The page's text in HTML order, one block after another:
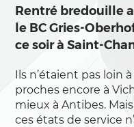
Rentré bredouille
le BC Gries-
ce soir à Saint-
Ils n’étaient pas loin
proches encore à
mieux à Antibes.
ces états de service